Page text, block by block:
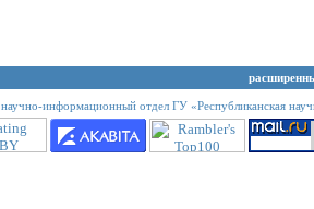
научно-информационный отдел ГУ «Республиканская